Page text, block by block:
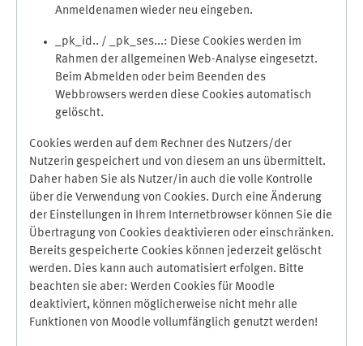
Anmeldenamen wieder neu eingeben.
_pk_id.. / _pk_ses...: Diese Cookies werden im
Rahmen der allgemeinen Web-Analyse eingesetzt.
Beim Abmelden oder beim Beenden des
Webbrowsers werden diese Cookies automatisch
gelöscht.
Cookies werden auf dem Rechner des Nutzers/der
Nutzerin gespeichert und von diesem an uns übermittelt.
Daher haben Sie als Nutzer/in auch die volle Kontrolle
über die Verwendung von Cookies. Durch eine Änderung
der Einstellungen in Ihrem Internetbrowser können Sie die
Übertragung von Cookies deaktivieren oder einschränken.
Bereits gespeicherte Cookies können jederzeit gelöscht
werden. Dies kann auch automatisiert erfolgen. Bitte
beachten sie aber: Werden Cookies für Moodle
deaktiviert, können möglicherweise nicht mehr alle
Funktionen von Moodle vollumfänglich genutzt werden!